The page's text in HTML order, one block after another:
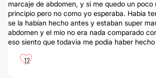
marcaje de abdomen, y si me quedo un poco
principio pero no como yo esperaba. Habia
se la habían hecho antes y estaban super
abdomen y el mio no era nada comparado
eso siento que todavia me podia haber
12